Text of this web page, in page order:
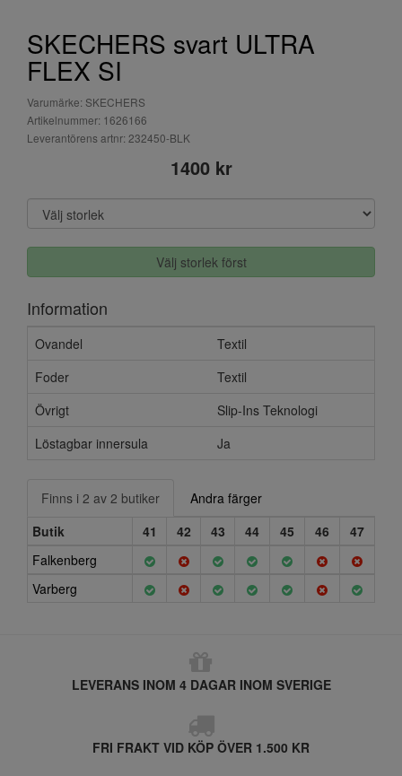
SKECHERS svart ULTRA
FLEX SI
Varumärke: SKECHERS
Artikelnummer: 1626166
Leverantörens artnr: 232450-BLK
1400 kr
Välj storlek först
Information
Ovandel
Textil
Foder
Textil
Övrigt
Slip-Ins Teknologi
Löstagbar innersula
Ja
Finns i 2 av 2 butiker
Andra färger
Butik
41 42 43 44 45 46
47
Falkenberg
Varberg
LEVERANS INOM 4 DAGAR INOM SVERIGE
FRI FRAKT VID KÖP ÖVER 1.500 KR